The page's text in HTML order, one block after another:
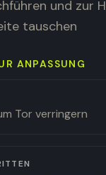
und zur
tauschen
ANPASSUNG
Tor verringern